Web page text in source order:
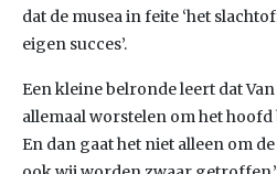
dat de musea in feite ‘het
eigen succes’.
Een kleine belronde leert dat Van
allemaal worstelen om het
En dan gaat het niet alleen om